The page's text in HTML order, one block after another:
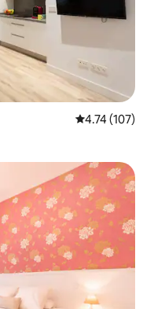
從 107 則評價
4.74 (107)